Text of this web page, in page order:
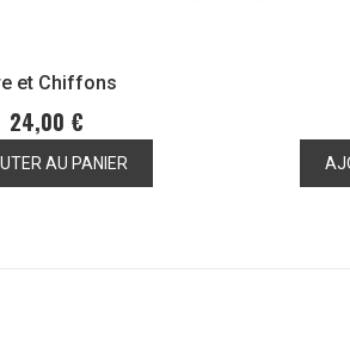
et Chiffons
24,00 €
AU PANIER